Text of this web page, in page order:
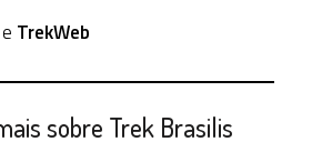
e TrekWeb
sobre Trek Brasilis